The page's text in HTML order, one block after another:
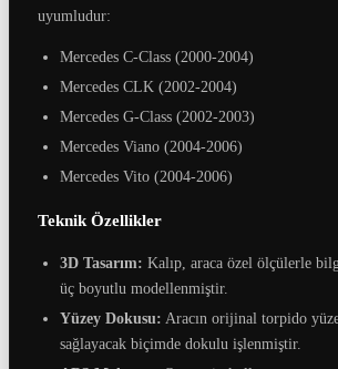
uyumludur:
Mercedes C-Class (2000-2004)
Mercedes CLK (2002-2004)
Mercedes G-Class (2002-2003)
Mercedes Viano (2004-2006)
Mercedes Vito (2004-2006)
Teknik Özellikler
3D Tasarım: Kalıp, araca özel ölçülerle
üç boyutlu modellenmiştir.
Yüzey Dokusu: Aracın orijinal torpido
sağlayacak biçimde dokulu işlenmiştir.